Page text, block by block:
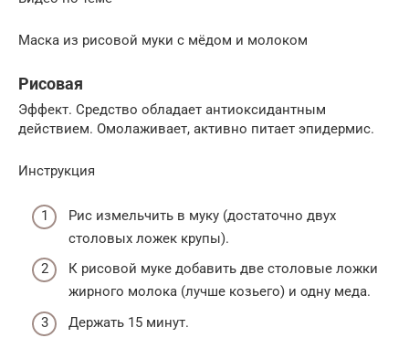
Маска из рисовой муки с мёдом и молоком
Рисовая
Эффект. Средство обладает антиоксидантным
действием. Омолаживает, активно питает эпидермис.
Инструкция
Рис измельчить в муку (достаточно двух
столовых ложек крупы).
К рисовой муке добавить две столовые ложки
жирного молока (лучше козьего) и одну меда.
Держать 15 минут.